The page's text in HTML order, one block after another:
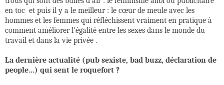
en toc et puis il y a le meilleur : le cœur de meule avec les
hommes et les femmes qui réfléchissent vraiment en pratique à
comment améliorer l'égalité entre les sexes dans le monde du
travail et dans la vie privée .
La dernière actualité (pub sexiste, bad buzz, déclaration de
people…) qui sent le roquefort ?